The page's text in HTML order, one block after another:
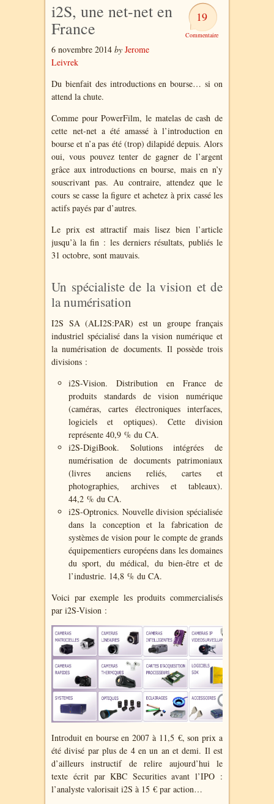
19
i2S, une net-net en
France
6 novembre 2014 by Jerome
Leivrek
Du bienfait des introductions en bourse… si on
attend la chute.
Comme pour PowerFilm, le matelas de cash de
cette net-net a été amassé à l’introduction en
bourse et n’a pas été (trop) dilapidé depuis. Alors
oui, vous pouvez tenter de gagner de l’argent
grâce aux introductions en bourse, mais en n’y
souscrivant pas. Au contraire, attendez que le
cours se casse la figure et achetez à prix cassé les
actifs payés par d’autres.
Le prix est attractif mais lisez bien l’article
jusqu’à la fin : les derniers résultats, publiés le
31 octobre, sont mauvais.
Un spécialiste de la vision et de
la numérisation
I2S SA (ALI2S:PAR) est un groupe français
industriel spécialisé dans la vision numérique et
la numérisation de documents. Il possède trois
divisions :
i2S-Vision. Distribution en France de
produits standards de vision numérique
(caméras, cartes électroniques interfaces,
logiciels et optiques). Cette division
représente 40,9 % du CA.
i2S-DigiBook. Solutions intégrées de
numérisation de documents patrimoniaux
(livres anciens reliés, cartes et
photographies, archives et tableaux).
44,2 % du CA.
i2S-Optronics. Nouvelle division spécialisée
dans la conception et la fabrication de
systèmes de vision pour le compte de grands
équipementiers européens dans les domaines
du sport, du médical, du bien-être et de
l’industrie. 14,8 % du CA.
Voici par exemple les produits commercialisés
par i2S-Vision :
Introduit en bourse en 2007 à 11,5 €, son prix a
été divisé par plus de 4 en un an et demi. Il est
d’ailleurs instructif de relire aujourd’hui le
texte écrit par KBC Securities avant l’IPO :
l’analyste valorisait i2S à 15 € par action…